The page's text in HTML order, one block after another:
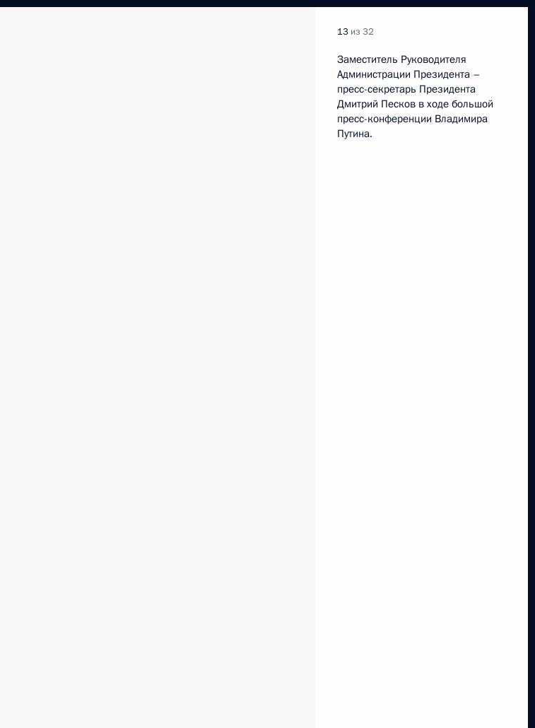
13 из 32
Заместитель Руководителя
Администрации Президента –
пресс-секретарь Президента
Дмитрий Песков в ходе большой
пресс-конференции Владимира
Путина.